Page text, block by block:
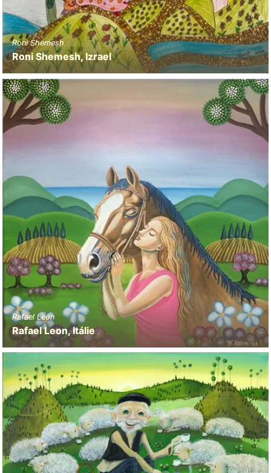
Roni Shemesh
Roni Shemesh, Izrael
Rafael Leon
Rafael Leon, Itálie